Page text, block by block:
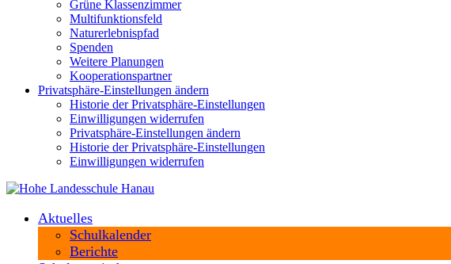
Grüne Klassenzimmer
Multifunktionsfeld
Naturerlebnispfad
Spenden
Weitere Planungen
Kooperationspartner
Privatsphäre-Einstellungen ändern
Historie der Privatsphäre-Einstellungen
Einwilligungen widerrufen
Privatsphäre-Einstellungen ändern
Historie der Privatsphäre-Einstellungen
Einwilligungen widerrufen
Aktuelles
Schulkalender
Berichte